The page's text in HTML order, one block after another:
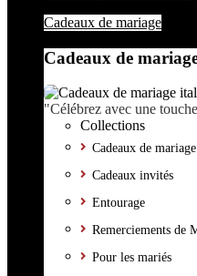
Cadeaux de mariage
Cadeaux de
"Célébrez avec une
Collections
Cadeaux de mariage
Cadeaux invités
Entourage
Remerciements de
Pour les mariés